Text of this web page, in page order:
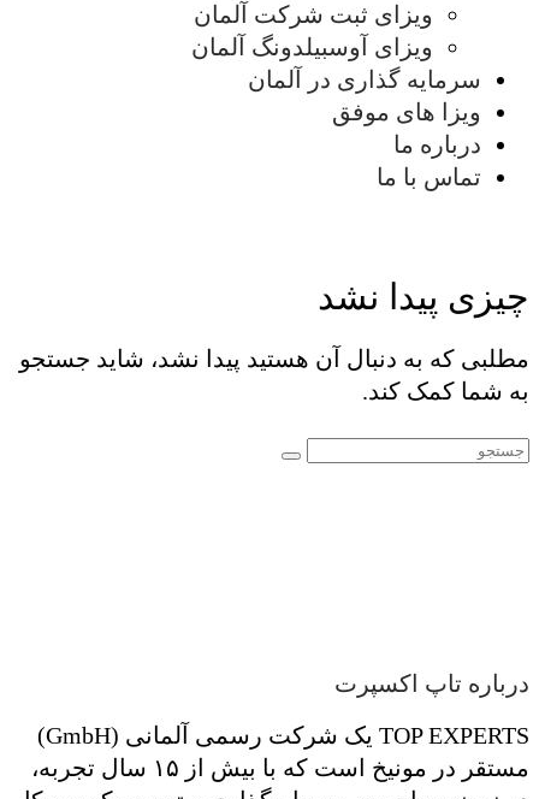
ویزای ثبت شرکت آلمان
ویزای آوسبیلدونگ آلمان
سرمایه گذاری در آلمان
ویزا های موفق
درباره ما
تماس با ما
چیزی پیدا نشد
مطلبی که به دنبال آن هستید پیدا نشد، شاید جستجو
به شما کمک کند.
درباره تاپ اکسپرت
TOP EXPERTS یک شرکت رسمی آلمانی (GmbH)
مستقر در مونیخ است که با بیش از ۱۵ سال تجربه،